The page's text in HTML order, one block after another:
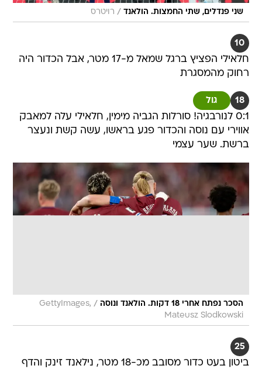
שני פנדלים, שתי החמצות. הולאנד / רויטרס
10
חלאילי הפציץ ברגל שמאל מ-17 מטר, אבל הכדור היה
רחוק מהמסגרת
18 גול
0:1 לנורבגיה! סורלות הגביה מימין, חלאילי עלה למאבק
אווירי עם נוסה והכדור פגע בראשו, עשה קשת ונעצר
ברשת. שער עצמי
הסכר נפתח אחרי 18 דקות. הולאנד ונוסה /
GettyImages,
Mateusz Slodkowski
25
ביטון בעט כדור מסובב מכ-18 מטר, נילאנד זינק והדף